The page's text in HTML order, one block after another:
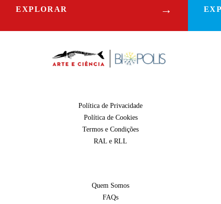
EXPLORAR →
Política de Privacidade
Política de Cookies
Termos e Condições
RAL e RLL
Quem Somos
FAQs